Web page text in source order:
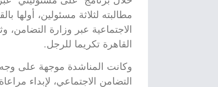
مطالبته لثلاثة مسئولين، أولها
الاجتماعية عبر وزارة
القاهرة تكريما للرجل.
وكانت المناشدة موجهة على
التضامن الاجتماعي، لإبداء